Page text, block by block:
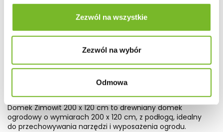
Zezwól na wszystkie
Zezwól na wybór
Odmowa
Domek Zimowit 200 x 120 cm to drewniany domek
ogrodowy o wymiarach 200 x 120 cm, z podłogą, idealny
do przechowywania narzędzi i wyposażenia ogrodu.